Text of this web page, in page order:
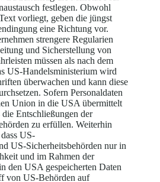
festlegen. Obwohl
vorliegt, geben die jüngst
eine Richtung vor.
strengere Regularien
und Sicherstellung von
müssen als nach dem
US-Handelsministerium wird
überwachen und kann diese
Sofern Personaldaten
Union in die USA übermittelt
Entschließungen der
zu erfüllen. Weiterhin
US-
US-Sicherheitsbehörden nur in
und im Rahmen der
den USA gespeicherten Daten
von US-Behörden auf